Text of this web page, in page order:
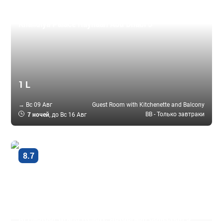
1 L
→ Вс 09 Авг Guest Room with Kitchenette and Balcony
7 ночей, до Вс 16 Авг BB - Только завтраки
8.7